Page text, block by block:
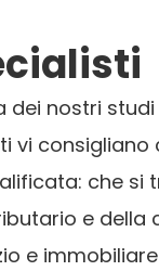
dei nostri
vi consigliano
che si
e della
e